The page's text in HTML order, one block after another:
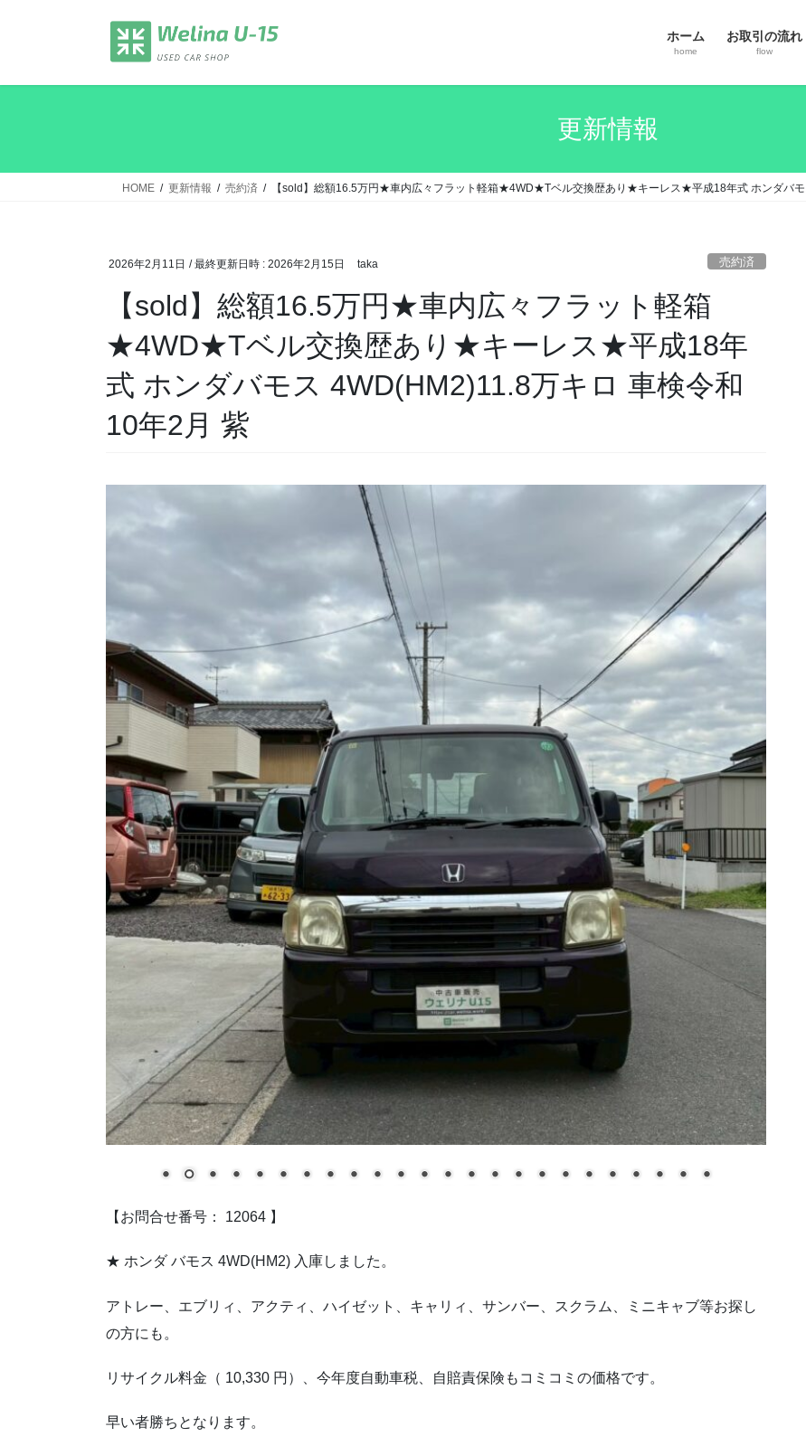
ホーム
home
お取引の流れ
flow
更新情報
HOME 更新情報 売約済 【sold】総額16.5万円★車内広々フラット軽箱★4WD★Tベル交換歴あり★キーレス★平成18年式 ホンダバ
2026年2月11日 / 最終更新日時 : 2026年2月15日 taka 売約済
【sold】総額16.5万円★車内広々フラット軽箱
★4WD★Tベル交換歴あり★キーレス★平成18年
式 ホンダバモス 4WD(HM2)11.8万キロ 車検令和
10年2月 紫
【お問合せ番号： 12064 】
★ ホンダ バモス 4WD(HM2) 入庫しました。
アトレー、エブリィ、アクティ、ハイゼット、キャリィ、サンバー、スクラム、ミニキャブ等お探し
の方にも。
リサイクル料金（ 10,330 円）、今年度自動車税、自賠責保険もコミコミの価格です。
早い者勝ちとなります。